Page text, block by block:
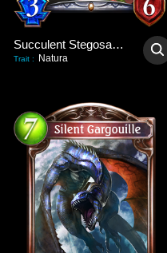
Succulent Stegosaurus
Trait : Natura